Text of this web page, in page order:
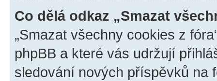
Co dělá odkaz „Smazat
„Smazat všechny cookies z
phpBB a které vás udržují
sledování nových příspěvků na